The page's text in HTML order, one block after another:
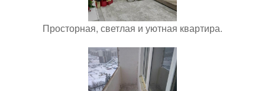
Просторная, светлая и уютная квартира.